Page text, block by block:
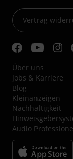
Vertrag
Über uns
Jobs & Karriere
Blog
Kleinanzeigen
Nachhaltigkeit
Audio